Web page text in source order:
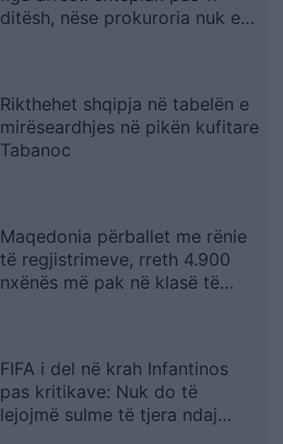
ditësh, nëse prokuroria nuk e
Rikthehet shqipja në tabelën e
mirëseardhjes në pikën kufitare
Tabanoc
Maqedonia përballet me rënie
të regjistrimeve, rreth 4.900
nxënës më pak në klasë të
FIFA i del në krah Infantinos
pas kritikave: Nuk do të
lejojmë sulme të tjera ndaj